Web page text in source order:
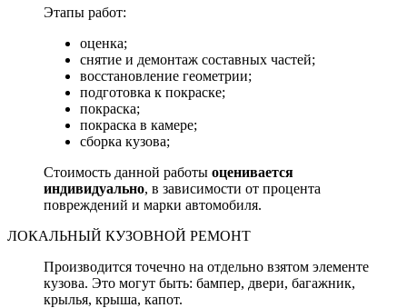
Этапы работ:
оценка;
снятие и демонтаж составных частей;
восстановление геометрии;
подготовка к покраске;
покраска;
покраска в камере;
сборка кузова;
Стоимость данной работы оценивается
индивидуально, в зависимости от процента
повреждений и марки автомобиля.
ЛОКАЛЬНЫЙ КУЗОВНОЙ РЕМОНТ
Производится точечно на отдельно взятом элементе
кузова. Это могут быть: бампер, двери, багажник,
крылья, крыша, капот.